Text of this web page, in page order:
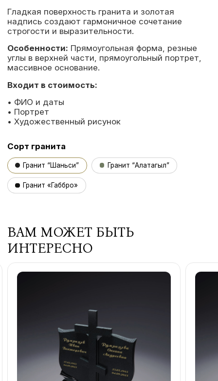
Гладкая поверхность гранита и золотая
надпись создают гармоничное сочетание
строгости и выразительности.
Особенности: Прямоугольная форма, резные
углы в верхней части, прямоугольный портрет,
массивное основание.
Входит в стоимость:
• ФИО и даты
• Портрет
• Художественный рисунок
Сорт гранита
Гранит “Шаньси” Гранит “Алатагыл”
Гранит «Габбро»
ВАМ МОЖЕТ БЫТЬ
ИНТЕРЕСНО